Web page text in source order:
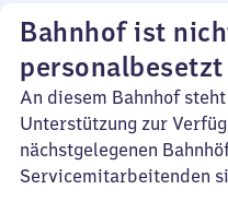
Bahnhof ist
personalbesetzt
An diesem Bahnhof
Unterstützung zur
nächstgelegenen
Servicemitarbeitenden